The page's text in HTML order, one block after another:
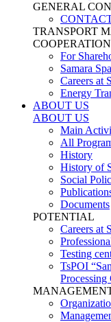
GENERAL
TRANSPORT
COOPERATION
For
Samara
Careers at
Energy
ABOUT US
ABOUT US
Main
All
History
History of
Social
Documents
POTENTIAL
Careers at
Testing
TsPOI
Processing